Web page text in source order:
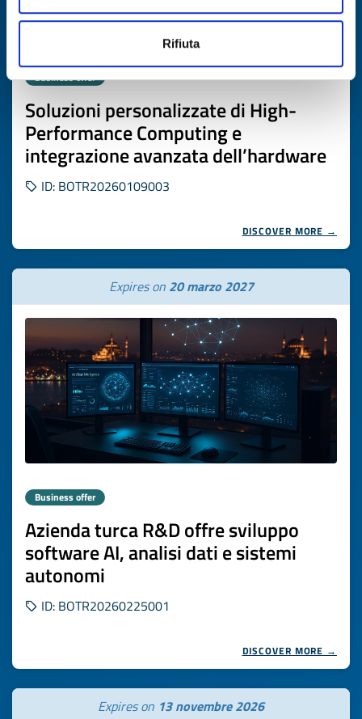
Rifiuta
Business offer
Soluzioni personalizzate di High-
Performance Computing e
integrazione avanzata dell’hardware
ID: BOTR20260109003
DISCOVER MORE →
Expires on 20 marzo 2027
Business offer
Azienda turca R&D offre sviluppo
software AI, analisi dati e sistemi
autonomi
ID: BOTR20260225001
DISCOVER MORE →
Expires on 13 novembre 2026